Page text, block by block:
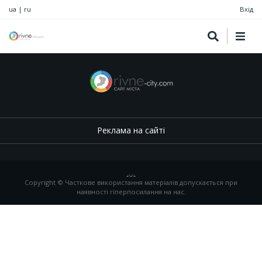
ua | ru Вхід
Реклама на сайті
.,.,.
Copyright © Часткове використання матеріалів допускається при
наявності гіперпосилання на нас.